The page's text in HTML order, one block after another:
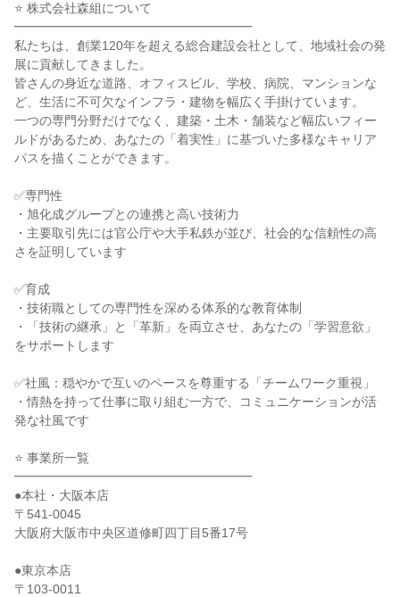
⭐ 株式会社森組について
━━━━━━━━━━━━━━━━━━━
私たちは、創業120年を超える総合建設会社として、地域社会の発
展に貢献してきました。
皆さんの身近な道路、オフィスビル、学校、病院、マンションな
ど、生活に不可欠なインフラ・建物を幅広く手掛けています。
一つの専門分野だけでなく、建築・土木・舗装など幅広いフィー
ルドがあるため、あなたの「着実性」に基づいた多様なキャリア
パスを描くことができます。
✅専門性
・旭化成グループとの連携と高い技術力
・主要取引先には官公庁や大手私鉄が並び、社会的な信頼性の高
さを証明しています
✅育成
・技術職としての専門性を深める体系的な教育体制
・「技術の継承」と「革新」を両立させ、あなたの「学習意欲」
をサポートします
✅社風：穏やかで互いのペースを尊重する「チームワーク重視」
・情熱を持って仕事に取り組む一方で、コミュニケーションが活
発な社風です
⭐ 事業所一覧
━━━━━━━━━━━━━━━━━━━
●本社・大阪本店
〒541-0045
大阪府大阪市中央区道修町四丁目5番17号
●東京本店
〒103-0011